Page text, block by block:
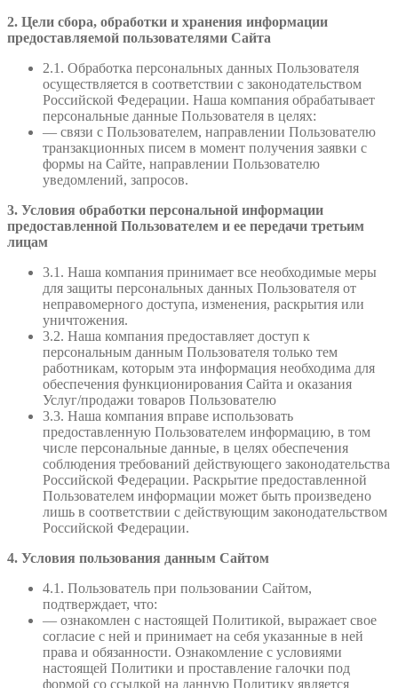
2. Цели сбора, обработки и хранения информации
предоставляемой пользователями Сайта
2.1. Обработка персональных данных Пользователя
осуществляется в соответствии с законодательством
Российской Федерации. Наша компания обрабатывает
персональные данные Пользователя в целях:
— связи с Пользователем, направлении Пользователю
транзакционных писем в момент получения заявки с
формы на Сайте, направлении Пользователю
уведомлений, запросов.
3. Условия обработки персональной информации
предоставленной Пользователем и ее передачи третьим
лицам
3.1. Наша компания принимает все необходимые меры
для защиты персональных данных Пользователя от
неправомерного доступа, изменения, раскрытия или
уничтожения.
3.2. Наша компания предоставляет доступ к
персональным данным Пользователя только тем
работникам, которым эта информация необходима для
обеспечения функционирования Сайта и оказания
Услуг/продажи товаров Пользователю
3.3. Наша компания вправе использовать
предоставленную Пользователем информацию, в том
числе персональные данные, в целях обеспечения
соблюдения требований действующего законодательства
Российской Федерации. Раскрытие предоставленной
Пользователем информации может быть произведено
лишь в соответствии с действующим законодательством
Российской Федерации.
4. Условия пользования данным Сайтом
4.1. Пользователь при пользовании Сайтом,
подтверждает, что:
— ознакомлен с настоящей Политикой, выражает свое
согласие с ней и принимает на себя указанные в ней
права и обязанности. Ознакомление с условиями
настоящей Политики и проставление галочки под
формой со ссылкой на данную Политику является